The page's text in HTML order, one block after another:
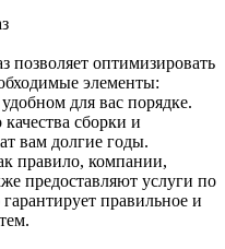
позволяет оптимизировать
элементы:
для вас порядке.
сборки и
вам долгие годы.
правило, компании,
предоставляют услуги по
правильное и